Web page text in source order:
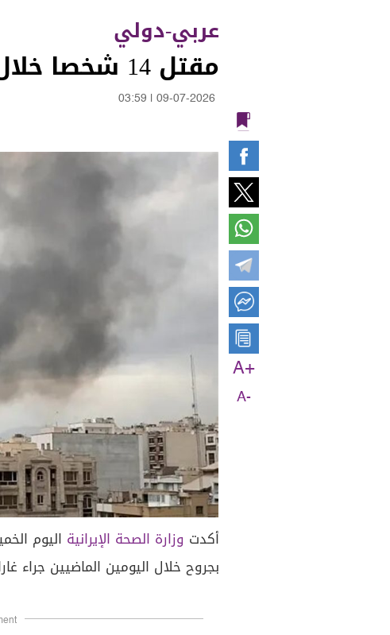
عربي-دولي
مقتل 14 شخصا خلال يومين جراء الغارات الأميركية على ايران
09-07-2026
03:59
A+
A-
أكدت وزارة الصحة الإيرانية
بجروح خلال اليومين الماضيين جراء